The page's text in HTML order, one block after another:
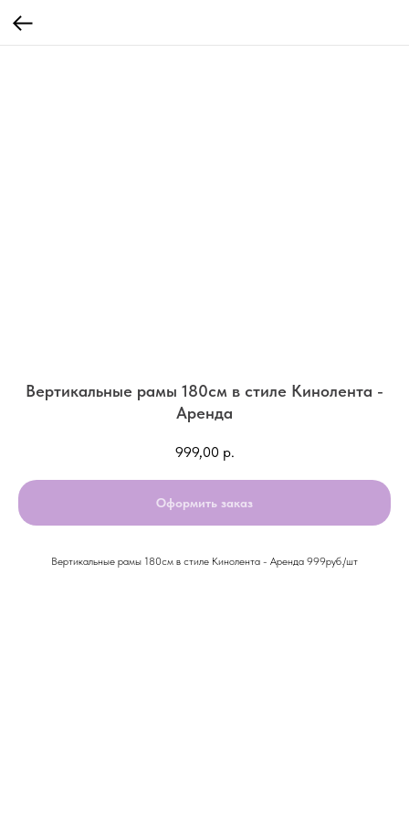
Вертикальные рамы 180см в стиле Кинолента -
Аренда
999,00 р.
Оформить заказ
Вертикальные рамы 180см в стиле Кинолента - Аренда 999руб./шт